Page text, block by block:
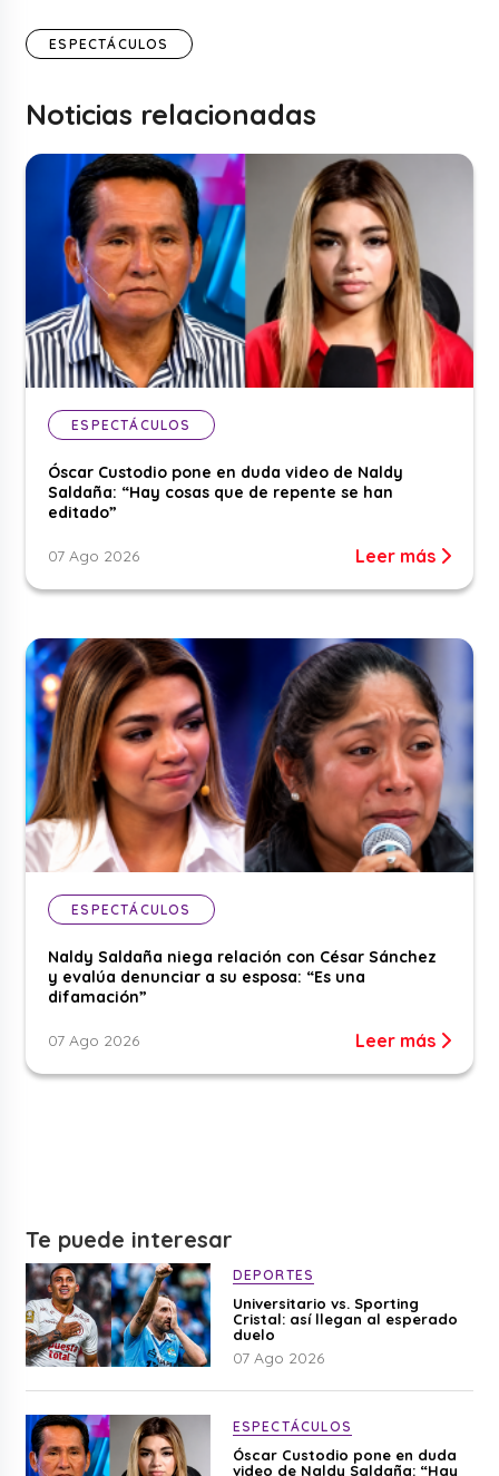
ESPECTÁCULOS
Noticias relacionadas
ESPECTÁCULOS
Óscar Custodio pone en duda video de Naldy
Saldaña: “Hay cosas que de repente se han
editado”
07 Ago 2026 Leer más
ESPECTÁCULOS
Naldy Saldaña niega relación con César Sánchez
y evalúa denunciar a su esposa: “Es una
difamación”
07 Ago 2026 Leer más
Te puede interesar
DEPORTES
Universitario vs. Sporting
Cristal: así llegan al esperado
duelo
07 Ago 2026
ESPECTÁCULOS
Óscar Custodio pone en duda
video de Naldy Saldaña: “Hay